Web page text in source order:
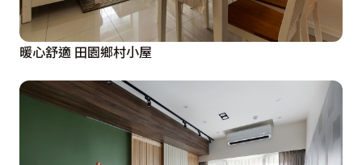
暖心舒適 田園鄉村小屋